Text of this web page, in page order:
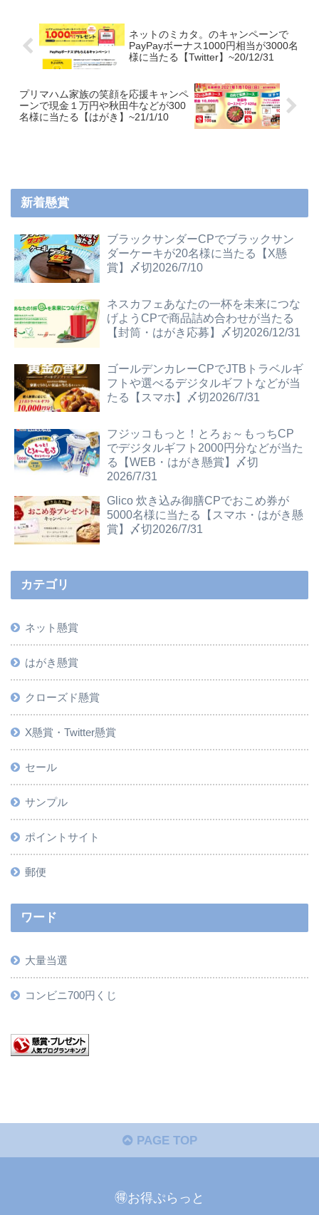
ネットのミカタ。のキャンペーンで
PayPayボーナス1000円相当が3000名
様に当たる【Twitter】~20/12/31
プリマハム家族の笑顔を応援キャンペ
ーンで現金１万円や秋田牛などが300
名様に当たる【はがき】~21/1/10
新着懸賞
ブラックサンダーCPでブラックサン
ダーケーキが20名様に当たる【X懸
賞】〆切2026/7/10
ネスカフェあなたの一杯を未来につな
げようCPで商品詰め合わせが当たる
【封筒・はがき応募】〆切2026/12/31
ゴールデンカレーCPでJTBトラベルギ
フトや選べるデジタルギフトなどが当
たる【スマホ】〆切2026/7/31
フジッコもっと！とろぉ～もっちCP
でデジタルギフト2000円分などが当た
る【WEB・はがき懸賞】〆切
2026/7/31
Glico 炊き込み御膳CPでおこめ券が
5000名様に当たる【スマホ・はがき懸
賞】〆切2026/7/31
カテゴリ
ネット懸賞
はがき懸賞
クローズド懸賞
X懸賞・Twitter懸賞
セール
サンプル
ポイントサイト
郵便
ワード
大量当選
コンビニ700円くじ
PAGE TOP
🉐お得ぷらっと